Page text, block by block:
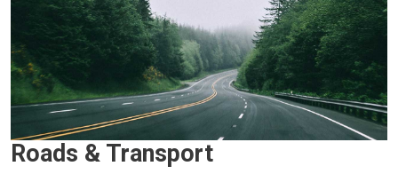
Roads & Transport